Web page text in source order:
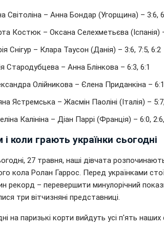
Світоліна – Анна Бондар (Угорщина) – 3:6,
Костюк – Оксана Селехметьєва (Іспанія)
Снігур – Клара Таусон (Данія) – 3:6, 7:5, 6:2
Стародубцева – Анна Блінкова – 6:3, 6:1
Олійникова – Єлена Приданкіна –
Ястремська – Жасмін Паоліні (Італія) –
Калініна – Діан Паррі (Франція) – 6:0,
і коли грають українки сьогодні
27 травня, наші дівчата
кола Ролан Гаррос. Перед українками
рекорд – перевершити минулорічний
три вітчизняні представниці.
на паризькі корти вийдуть усі п'ять